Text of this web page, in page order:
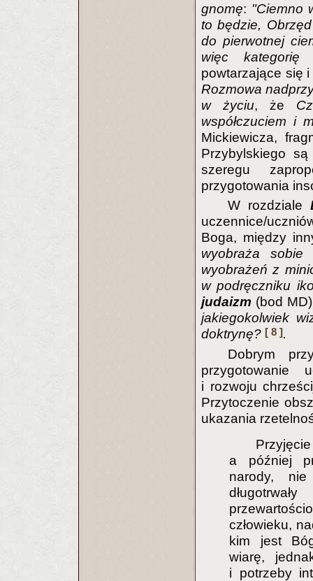
gnomę: "Ciemno
to będzie,
do pierwotnej
więc
powtarzające się
Rozmowa
w życiu, że
współczuciem i
Mickiewicza,
Przybylskiego
szeregu
przygotowania
W rozdziale
uczennice/
Boga, między
wyobraża
wyobrażeń z
w podręczniku
judaizm (bod
jakiegokolwiek
doktrynę? [ 8 ].
Dobrym
przygotowanie
i rozwoju
Przytoczenie
ukazania
a później
narody,
człowieku,
kim jest
wiarę,
i potrzeby